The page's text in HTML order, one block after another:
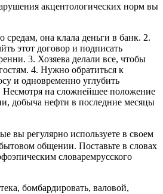
акцентологических норм вы
средам, она клала деньги в банк. 2.
этот договор и подписать
3. Хозяева делали все, чтобы
4. Нужно обратиться к
и одновременно углубить
Несмотря на сложнейшее положение
добыча нефти в последние месяцы
вы регулярно используете в своем
общении. Поставьте в словах
словаремрусского
бомбардировать, валовой,